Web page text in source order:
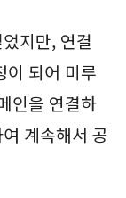
지만, 연결
이 되어 미루
인을 연결하
계속해서 공